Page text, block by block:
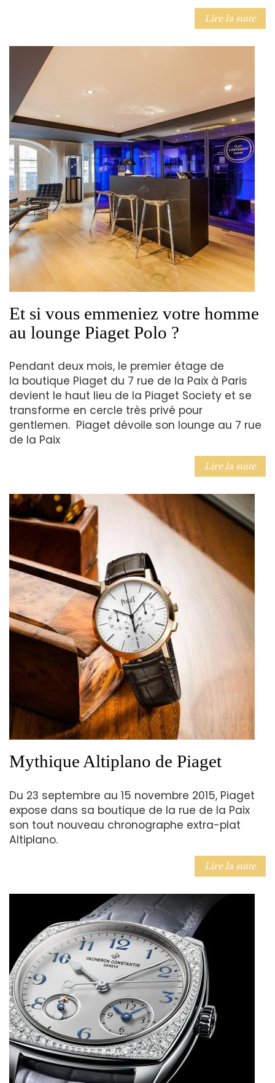
Lire la suite
Et si vous emmeniez votre homme
au lounge Piaget Polo ?
Pendant deux mois, le premier étage de
la boutique Piaget du 7 rue de la Paix à Paris
devient le haut lieu de la Piaget Society et se
transforme en cercle très privé pour
gentlemen. Piaget dévoile son lounge au 7 rue
de la Paix
Lire la suite
Mythique Altiplano de Piaget
Du 23 septembre au 15 novembre 2015, Piaget
expose dans sa boutique de la rue de la Paix
son tout nouveau chronographe extra-plat
Altiplano.
Lire la suite